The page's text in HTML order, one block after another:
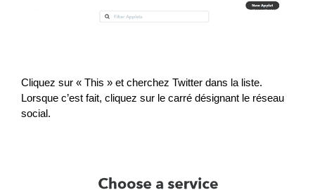
Cliquez sur « This » et cherchez Twitter dans la liste.
Lorsque c’est fait, cliquez sur le carré désignant le réseau
social.